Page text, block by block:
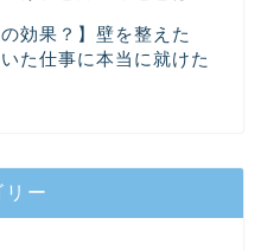
の効果？】壁を整えた
た仕事に本当に就けた
リー